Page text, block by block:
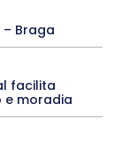
Braga
facilita
e moradia